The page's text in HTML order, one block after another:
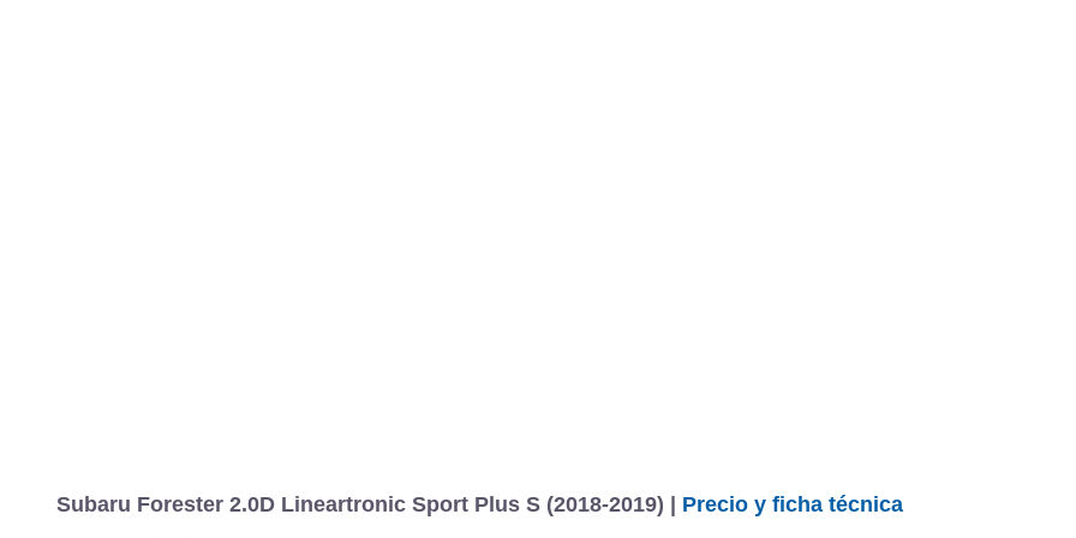
Subaru Forester 2.0D Lineartronic Sport Plus S (2018-2019) | Precio y ficha técnica